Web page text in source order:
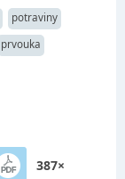
potraviny
prvouka
387×